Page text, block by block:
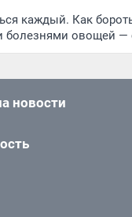
каждый. Как
болезнями овощей —
новости